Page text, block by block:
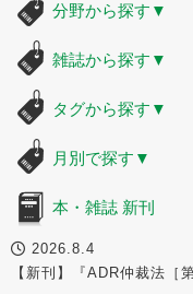
分野から探す ▼
雑誌から探す ▼
タグから探す ▼
月別で探す ▼
本・雑誌 新刊
2026.8.4
【新刊】『ADR仲裁法［